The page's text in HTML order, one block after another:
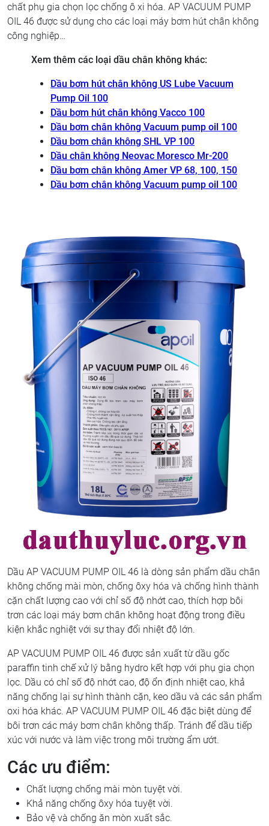
chất phụ gia chọn lọc chống ô xi hóa. AP VACUUM PUMP
OIL 46 được sử dụng cho các loại máy bơm hút chân không
công nghiệp…
Xem thêm các loại dầu chân không khác:
Dầu bơm hút chân không US Lube Vacuum
Pump Oil 100
Dầu bơm hút chân không Vacco 100
Dầu bơm chân không Vacuum pump oil 100
Dầu bơm chân không SHL VP 100
Dầu chân không Neovac Moresco Mr-200
Dầu bơm chân không Amer VP 68, 100, 150
Dầu bơm chân không Vacuum pump oil 100
Dầu AP VACUUM PUMP OIL 46 là dòng sản phẩm dầu chân
không chống mài mòn, chống ôxy hóa và chống hình thành
cặn chất lượng cao với chỉ số độ nhớt cao, thích hợp bôi
trơn các loại máy bơm chân không hoạt động trong điều
kiện khắc nghiệt với sự thay đổi nhiệt độ lớn.
AP VACUUM PUMP OIL 46 được sản xuất từ dầu gốc
paraffin tinh chế xử lý bằng hydro kết hợp với phụ gia chọn
lọc. Dầu có chỉ số độ nhớt cao, độ ổn định nhiệt cao, khả
năng chống lại sự hình thành cặn, keo dầu và các sản phẩm
oxi hóa khác. AP VACUUM PUMP OIL 46 đặc biệt dùng để
bôi trơn các máy bơm chân không thấp. Tránh để dầu tiếp
xúc với nước và làm việc trong môi trường ẩm ướt.
Các ưu điểm:
Chất lượng chống mài mòn tuyệt vời.
Khả năng chống ôxy hóa tuyệt vời.
Bảo vệ và chống ăn mòn xuất sắc.